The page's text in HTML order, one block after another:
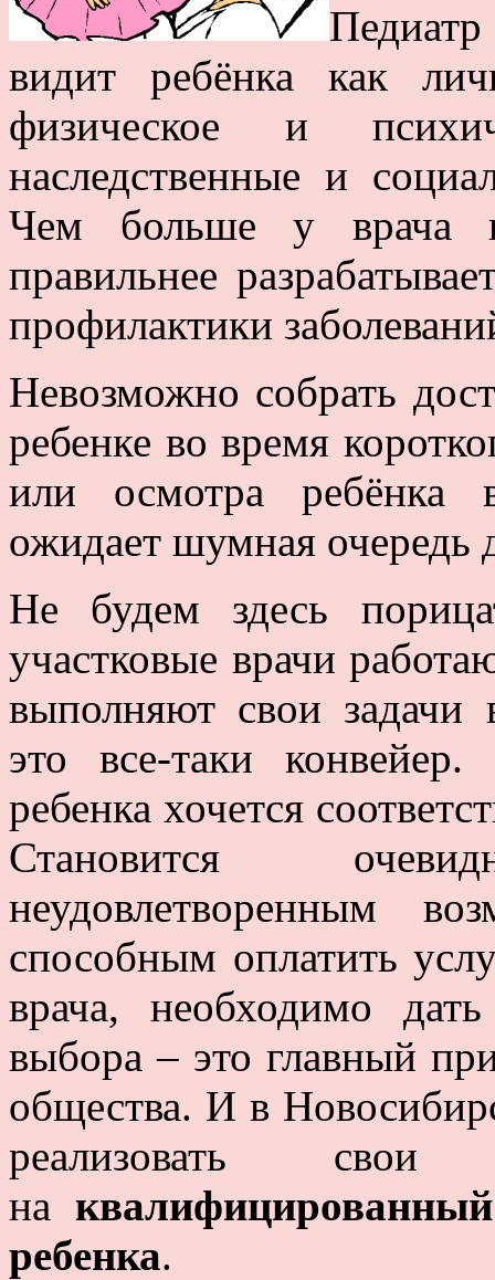
видит ребёнка как
физическое и
наследственные и
Чем больше у врача
правильнее
профилактики
Невозможно собрать
ребенке во время
или осмотра ребёнка
ожидает шумная
Не будем здесь
участковые врачи
выполняют свои задачи
это все-таки
ребенка хочется
Становится
неудовлетворенным
способным оплатить
врача, необходимо
выбора – это главный
общества. И в
реализовать
на
ребенка.